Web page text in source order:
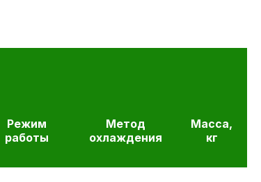
Режим
работы
Метод
охлаждения
Масса,
кг